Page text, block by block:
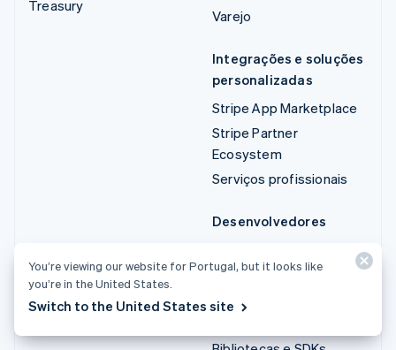
Treasury
Varejo
Integrações e soluções
personalizadas
Stripe App Marketplace
Stripe Partner
Ecosystem
Serviços profissionais
Desenvolvedores
Referência da API
Status da API
You’re viewing our website for Portugal, but it looks like
you’re in the United States.
Switch to the United States site